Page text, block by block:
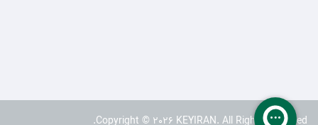
Copyright © 2026 KEYIRAN. All Rights Reserved.